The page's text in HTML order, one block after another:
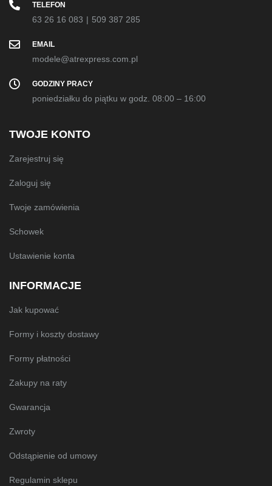
TELEFON
63 26 16 083 | 509 387 285
EMAIL
modele@atrexpress.com.pl
GODZINY PRACY
poniedziałku do piątku w godz. 08:00 – 16:00
TWOJE KONTO
Zarejestruj się
Zaloguj się
Twoje zamówienia
Schowek
Ustawienie konta
INFORMACJE
Jak kupować
Formy i koszty dostawy
Formy płatności
Zakupy na raty
Gwarancja
Zwroty
Odstąpienie od umowy
Regulamin sklepu